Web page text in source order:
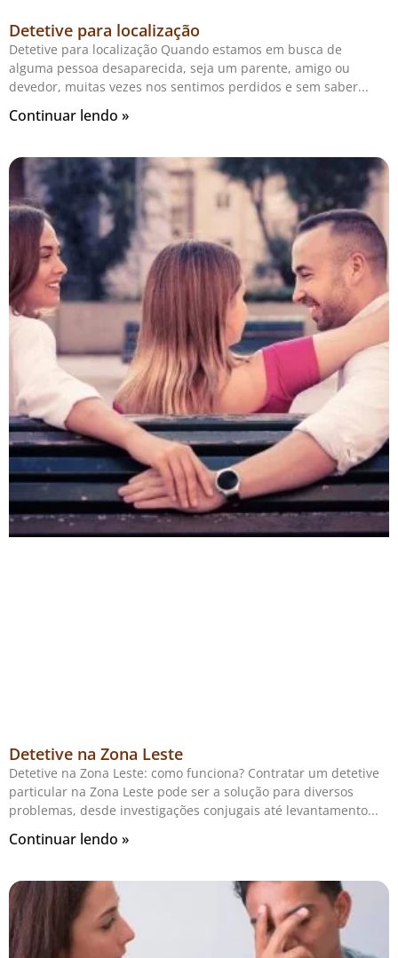
Detetive para localização
Detetive para localização Quando estamos em busca de
alguma pessoa desaparecida, seja um parente, amigo ou
devedor, muitas vezes nos sentimos perdidos e sem saber
Continuar lendo »
Detetive na Zona Leste
Detetive na Zona Leste: como funciona? Contratar um detetive
particular na Zona Leste pode ser a solução para diversos
problemas, desde investigações conjugais até levantamento
Continuar lendo »